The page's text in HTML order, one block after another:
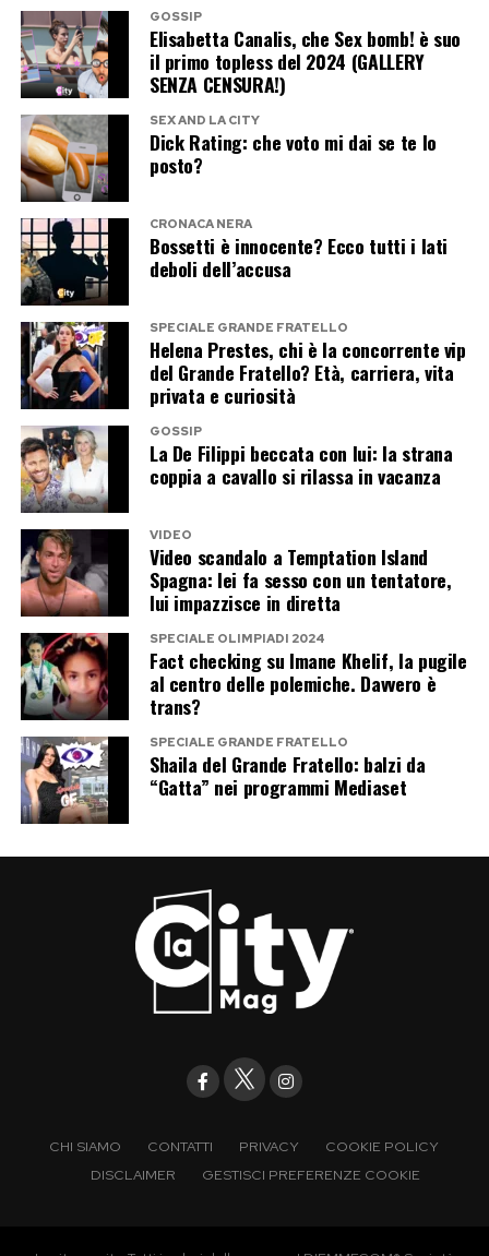
Post Views: 96
GOSSIP
Elisabetta Canalis, che Sex bomb! è suo
il primo topless del 2024 (GALLERY
SENZA CENSURA!)
SEX AND LA CITY
Dick Rating: che voto mi dai se te lo
posto?
CRONACA NERA
Bossetti è innocente? Ecco tutti i lati
deboli dell’accusa
SPECIALE GRANDE FRATELLO
Helena Prestes, chi è la concorrente vip
del Grande Fratello? Età, carriera, vita
privata e curiosità
GOSSIP
La De Filippi beccata con lui: la strana
coppia a cavallo si rilassa in vacanza
VIDEO
Video scandalo a Temptation Island
Spagna: lei fa sesso con un tentatore,
lui impazzisce in diretta
SPECIALE OLIMPIADI 2024
Fact checking su Imane Khelif, la pugile
al centro delle polemiche. Davvero è
trans?
SPECIALE GRANDE FRATELLO
Shaila del Grande Fratello: balzi da
“Gatta” nei programmi Mediaset
CHI SIAMO CONTATTI PRIVACY
COOKIE POLICY
DISCLAIMER
GESTISCI PREFERENZE COOKIE